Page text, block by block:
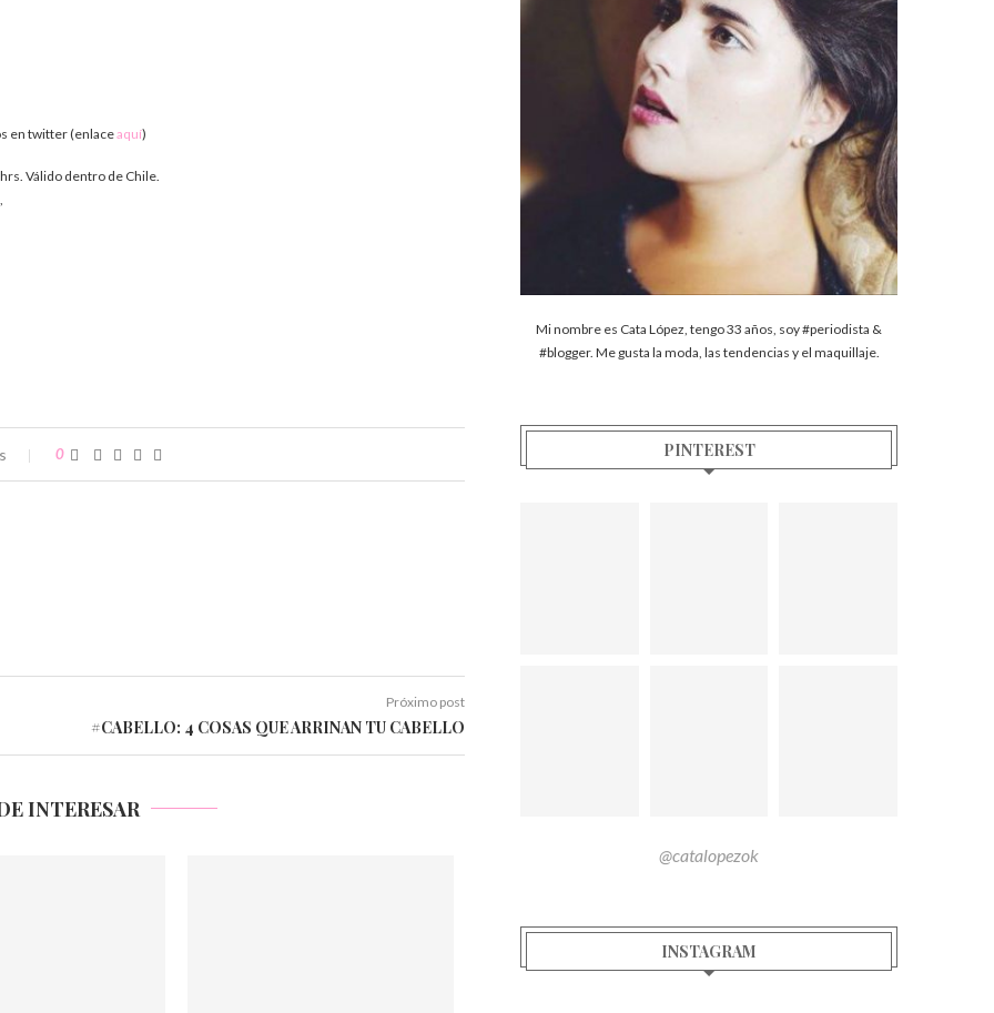
en twitter (enlaceaquí)
Válido dentro de Chile.
,
0
Próximo post
#CABELLO: 4 COSAS QUE ARRINAN TU CABELLO
INTERESAR
Mi nombre es Cata López, tengo 33 años, soy #periodista &
#blogger. Me gusta la moda, las tendencias y el maquillaje.
PINTEREST
@catalopezok
INSTAGRAM